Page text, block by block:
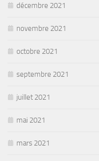
décembre 2021
novembre 2021
octobre 2021
septembre 2021
juillet 2021
mai 2021
mars 2021